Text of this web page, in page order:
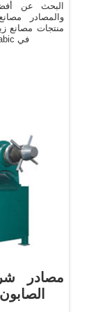
البحث عن
والمصادر
منتجات مصانع
وذات جودة عالية لأسواق متحدثي arabic في
مصادر